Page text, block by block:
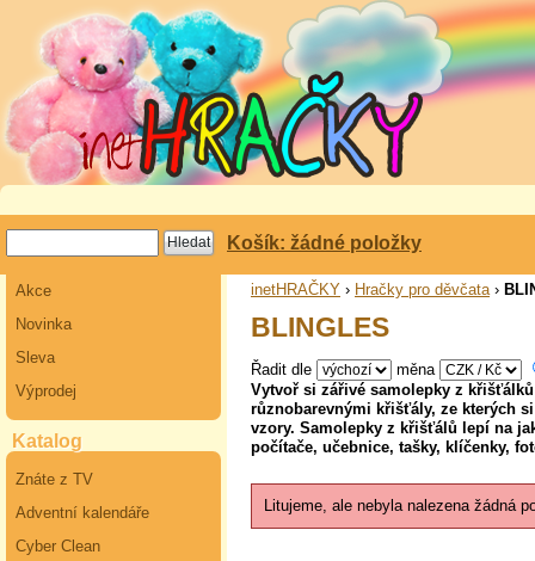
Košík: žádné položky
Akce
Novinka
Sleva
Výprodej
Katalog
Znáte z TV
Adventní kalendáře
Cyber Clean
inetHRAČKY › Hračky pro děvčata›
BLINGLES
Řadit dle
měna
Vytvoř si zářivé samolepky z
různobarevnými křišťály, ze kterých
vzory. Samolepky z křišťálů lepí na
počítače, učebnice, tašky, klíčenky,
Litujeme, ale nebyla nalezena žádná